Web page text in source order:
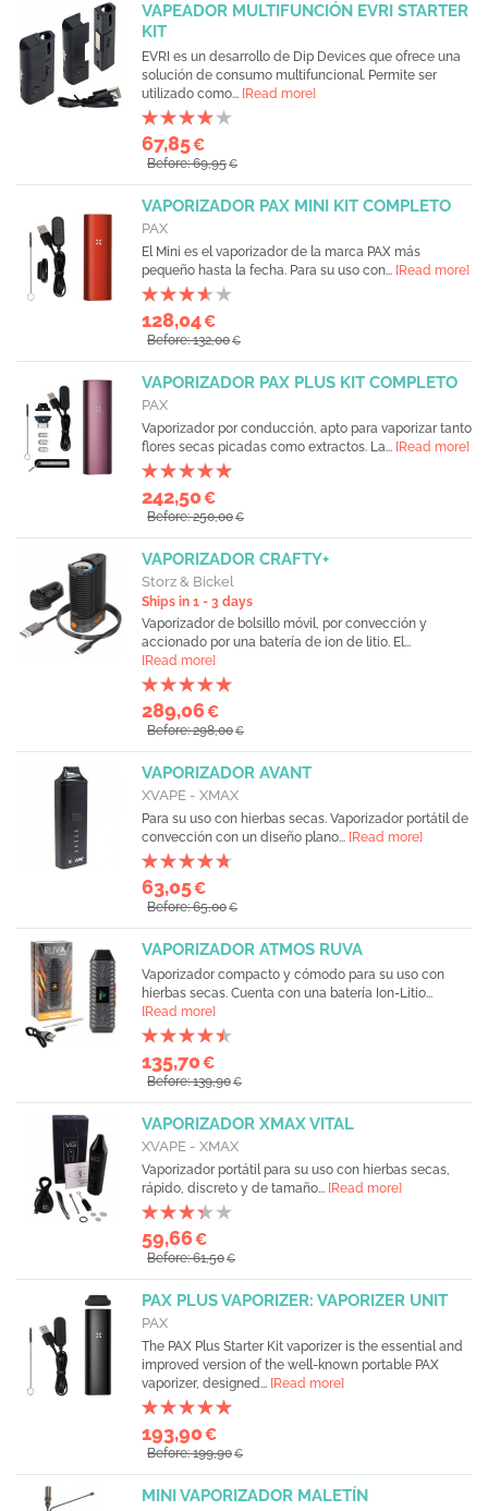
VAPEADOR MULTIFUNCIÓN EVRI STARTER
KIT
EVRI es un desarrollo de Dip Devices que ofrece una
solución de consumo multifuncional. Permite ser
utilizado como... [Read more]
67,85€
Before: 69,95€
VAPORIZADOR PAX MINI KIT COMPLETO
PAX
El Mini es el vaporizador de la marca PAX más
pequeño hasta la fecha. Para su uso con... [Read more]
128,04€
Before: 132,00€
VAPORIZADOR PAX PLUS KIT COMPLETO
PAX
Vaporizador por conducción, apto para vaporizar tanto
flores secas picadas como extractos. La... [Read more]
242,50€
Before: 250,00€
VAPORIZADOR CRAFTY+
Storz & Bickel
Ships in 1 - 3 days
Vaporizador de bolsillo móvil, por convección y
accionado por una batería de ion de litio. El...
[Read more]
289,06€
Before: 298,00€
VAPORIZADOR AVANT
XVAPE - XMAX
Para su uso con hierbas secas. Vaporizador portátil de
convección con un diseño plano... [Read more]
63,05€
Before: 65,00€
VAPORIZADOR ATMOS RUVA
Vaporizador compacto y cómodo para su uso con
hierbas secas. Cuenta con una batería Ion-Litio...
[Read more]
135,70€
Before: 139,90€
VAPORIZADOR XMAX VITAL
XVAPE - XMAX
Vaporizador portátil para su uso con hierbas secas,
rápido, discreto y de tamaño... [Read more]
59,66€
Before: 61,50€
PAX PLUS VAPORIZER: VAPORIZER UNIT
PAX
The PAX Plus Starter Kit vaporizer is the essential and
improved version of the well-known portable PAX
vaporizer, designed... [Read more]
193,90€
Before: 199,90€
MINI VAPORIZADOR MALETÍN